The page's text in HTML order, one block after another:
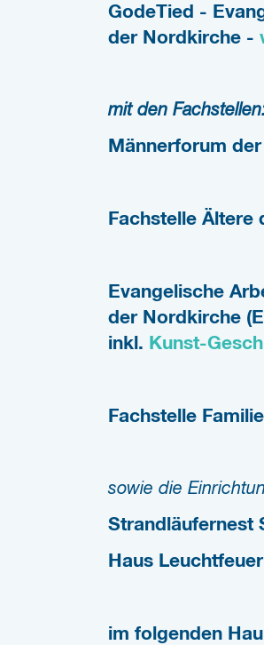
GodeTied -
der Nordkirche -
mit den
Männerforum
Fachstelle Ältere
Evangelische
der Nordkirche
inkl. Kunst-
Fachstelle
sowie die
Strandläufernest
Haus
im folgenden